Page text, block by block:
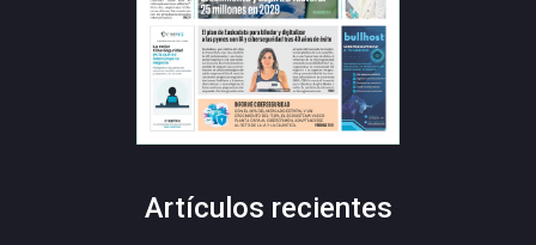
Artículos recientes